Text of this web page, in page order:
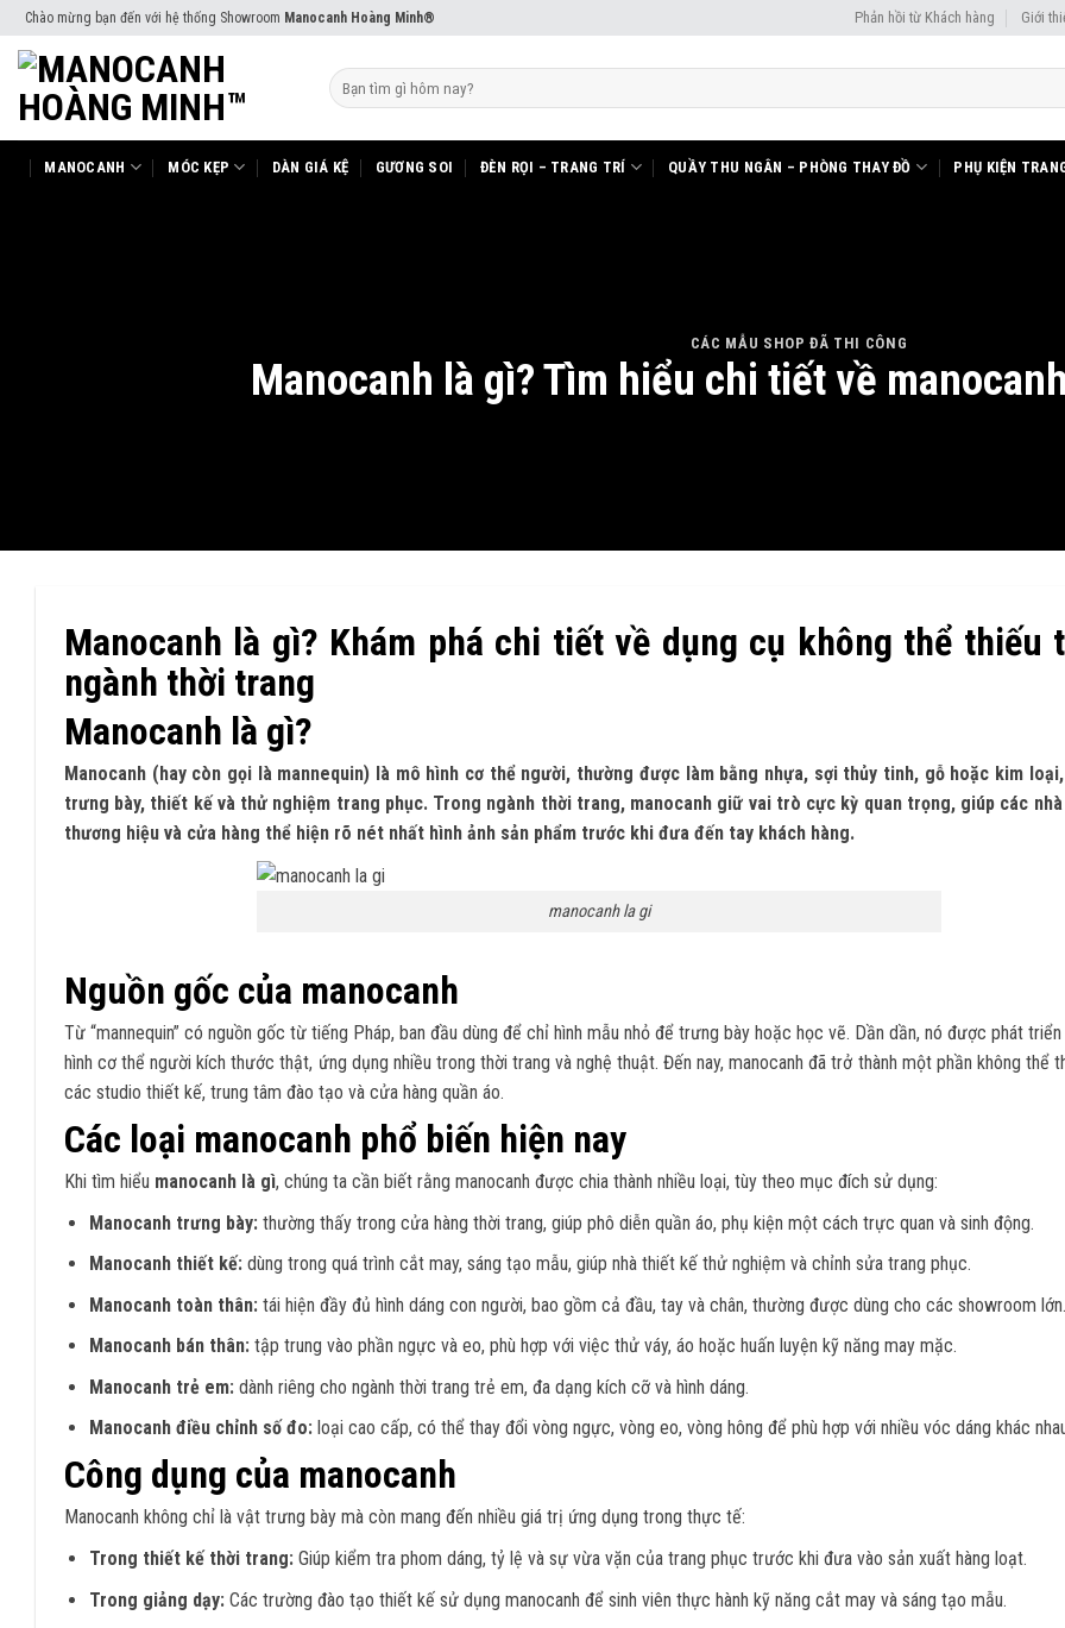
Skip
to
content
Chào mừng bạn đến với hệ thống Showroom Manocanh Hoàng Minh® Phản hồi từ Khách hàng Giới
Tìm
kiếm:
MANOCANH MÓC KẸP DÀN GIÁ KỆ GƯƠNG SOI ĐÈN RỌI – TRANG TRÍ QUẦY THU NGÂN – PHÒNG THAY ĐỒ PHỤ KIỆN
CÁC MẪU SHOP ĐÃ THI CÔNG
Manocanh là gì? Tìm hiểu chi tiết về
Manocanh là gì? Khám phá chi tiết về dụng cụ không thể thiếu
ngành thời trang
Manocanh là gì?
Manocanh (hay còn gọi là mannequin) là mô hình cơ thể người, thường được làm bằng nhựa, sợi thủy tinh, gỗ hoặc kim
trưng bày, thiết kế và thử nghiệm trang phục. Trong ngành thời trang, manocanh giữ vai trò cực kỳ quan trọng, giúp các
thương hiệu và cửa hàng thể hiện rõ nét nhất hình ảnh sản phẩm trước khi đưa đến tay khách hàng.
manocanh la gi
Nguồn gốc của manocanh
Từ “mannequin” có nguồn gốc từ tiếng Pháp, ban đầu dùng để chỉ hình mẫu nhỏ để trưng bày hoặc học vẽ. Dần dần, nó được phát
hình cơ thể người kích thước thật, ứng dụng nhiều trong thời trang và nghệ thuật. Đến nay, manocanh đã trở thành một phần không thể
các studio thiết kế, trung tâm đào tạo và cửa hàng quần áo.
Các loại manocanh phổ biến hiện nay
Khi tìm hiểu manocanh là gì, chúng ta cần biết rằng manocanh được chia thành nhiều loại, tùy theo mục đích sử dụng:
Manocanh trưng bày:thường thấy trong cửa hàng thời trang, giúp phô diễn quần áo, phụ kiện một cách trực quan và sinh động.
Manocanh thiết kế:dùng trong quá trình cắt may, sáng tạo mẫu, giúp nhà thiết kế thử nghiệm và chỉnh sửa trang phục.
Manocanh toàn thân:tái hiện đầy đủ hình dáng con người, bao gồm cả đầu, tay và chân, thường được dùng cho các showroom lớn.
Manocanh bán thân:tập trung vào phần ngực và eo, phù hợp với việc thử váy, áo hoặc huấn luyện kỹ năng may mặc.
Manocanh trẻ em:dành riêng cho ngành thời trang trẻ em, đa dạng kích cỡ và hình dáng.
Manocanh điều chỉnh số đo:loại cao cấp, có thể thay đổi vòng ngực, vòng eo, vòng hông để phù hợp với nhiều vóc dáng khác
Công dụng của manocanh
Manocanh không chỉ là vật trưng bày mà còn mang đến nhiều giá trị ứng dụng trong thực tế:
Trong thiết kế thời trang:Giúp kiểm tra phom dáng, tỷ lệ và sự vừa vặn của trang phục trước khi đưa vào sản xuất hàng loạt.
Trong giảng dạy:Các trường đào tạo thiết kế sử dụng manocanh để sinh viên thực hành kỹ năng cắt may và sáng tạo mẫu.